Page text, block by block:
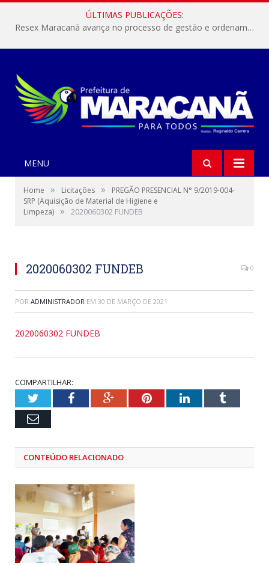
ÚLTIMAS PUBLICAÇÕES:
Resex Maracanã avança no processo de gestão e ordenamento do turismo em nossas áreas protegidas.
MENU
Home » Licitações »
PREGÃO PRESENCIAL N° 9/2019-004-
SRP (Aquisição de Material de Higiene e
Limpeza) » 2020060302 FUNDEB
2020060302 FUNDEB 0
POR ADMINISTRADOR EM 30 DE MARÇO DE 2021
2020060302 FUNDEB
COMPARTILHAR:
TwitterFacebookGoogle+PinterestLinkedInTumblr
Email
CONTEÚDO RELACIONADO